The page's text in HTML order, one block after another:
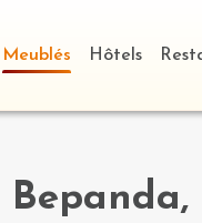
Meublés Hôtels